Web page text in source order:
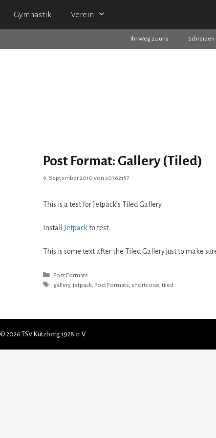
Gymnastik Verein
Ihr Weg zu uns Schreiben
Post Format: Gallery (Tiled)
9. September 2010 von s0362157
This is a test for Jetpack’s Tiled Gallery.
InstallJetpack to test.
This is some text after the Tiled Gallery just to make
Kategorien
Post Formats
Schlagwörter
gallery,jetpack, Post Formats, shortcode,tiled
© 2026 TSV Kützberg 1928 e. V.